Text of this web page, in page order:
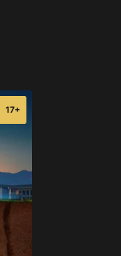
17+